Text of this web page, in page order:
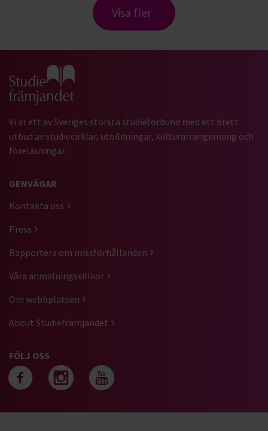
Visa fler
Gå till studiefrämjandets startsida
Vi är ett av Sveriges största studieförbund med ett brett
utbud av studiecirklar, utbildningar, kulturarrangemang och
föreläsningar.
GENVÄGAR
Kontakta oss
Press
Rapportera om missförhållanden
Våra anmälningsvillkor
Om webbplatsen
About Studiefrämjandet
FÖLJ OSS
Följ oss på facebook
Följ oss på
Följ oss på